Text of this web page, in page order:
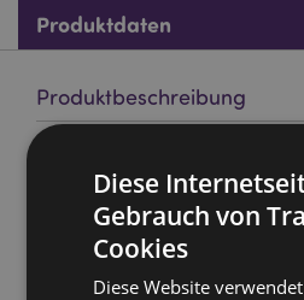
Produktdaten
Produktbeschreibung
Asterix & Obelix Pop-Top
Material:Polypropylen
bruchsicherer Kunststoff),
Quick Clip Polyesterband
Lebensmittelecht:
Diese
Gebrauch von
Cookies
Diese Website